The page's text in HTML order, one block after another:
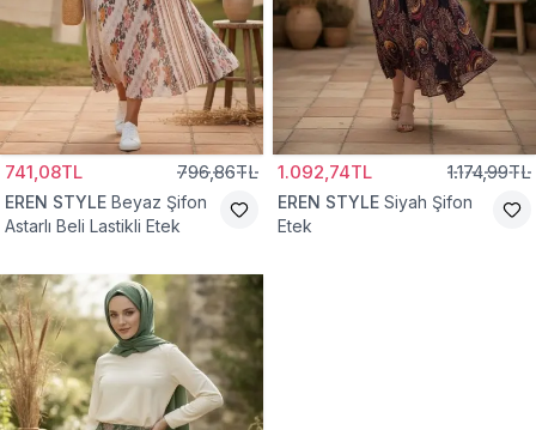
741,08TL 796,86TL
EREN STYLE Beyaz Şifon
Astarlı Beli Lastikli Etek
1.092,74TL 1.174,99TL
EREN STYLE Siyah Şifon
Etek